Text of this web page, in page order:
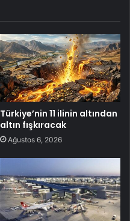
Türkiye’nin 11 ilinin altından
altın fışkıracak
Ağustos 6, 2026